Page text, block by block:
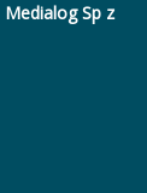
Medialog Sp z